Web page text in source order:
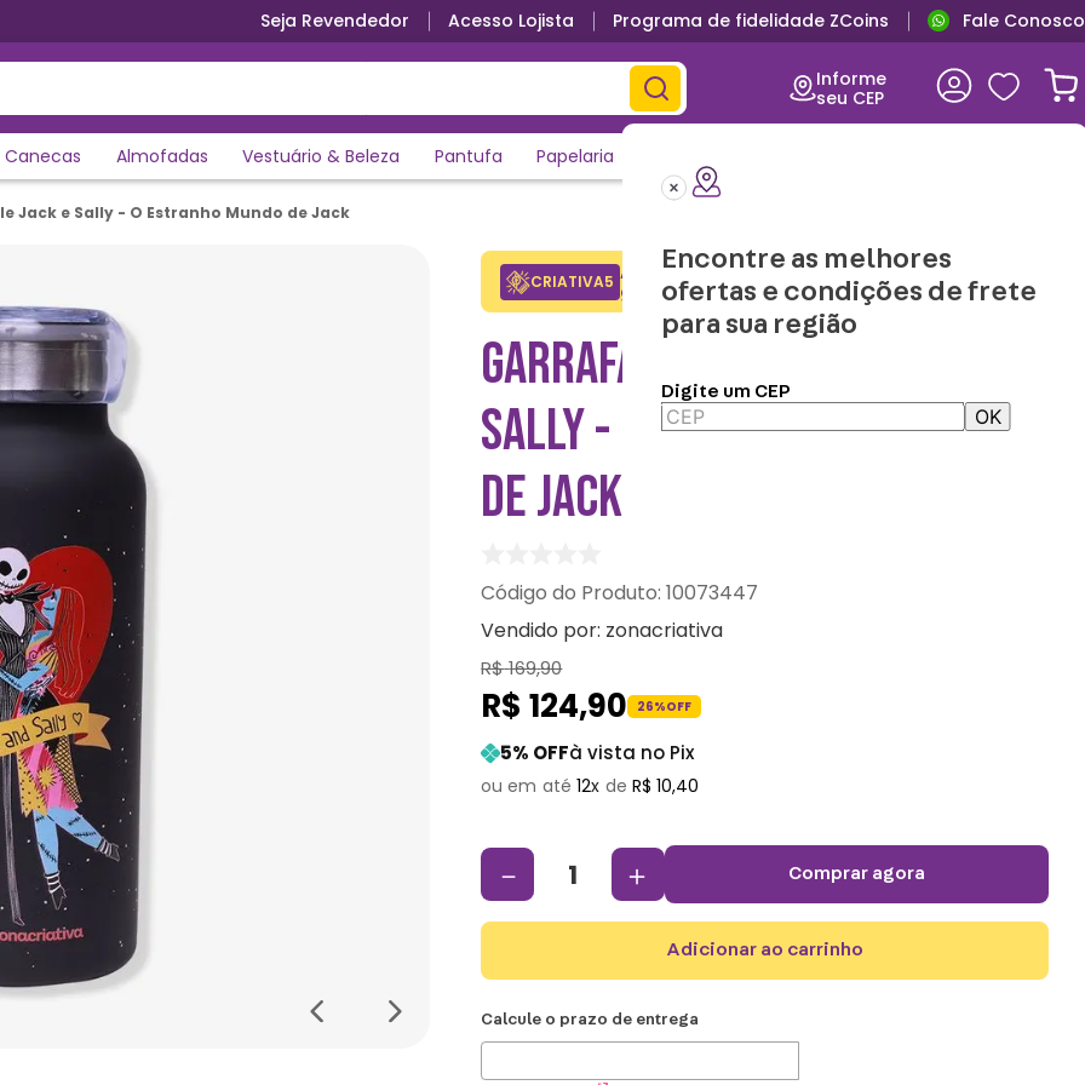
Seja Revendedor Acesso Lojista Programa de fidelidade ZCoins Fale Conosco
Informe
seu CEP
Encontre as melhores
ofertas e condições de frete
para sua região
Digite um CEP
OK
Canecas Almofadas Vestuário & Beleza Pantufa Papelaria
Jack e Sally - O Estranho Mundo de Jack
CRIATIVA5 Adicione o cupom no carrinho e
ganhe desconto na 1a compra.
Copiar
GARRAFA BUBBLE JACK E
SALLY - O ESTRANHO MUNDO
DE JACK
:10073447
Vendido por: zonacriativa
R$169,90
R$ 124,90 26%OFF
5% OFFà vista no Pix
12 R$ 10,40
＋
－ comprar agora
adicionar ao carrinho